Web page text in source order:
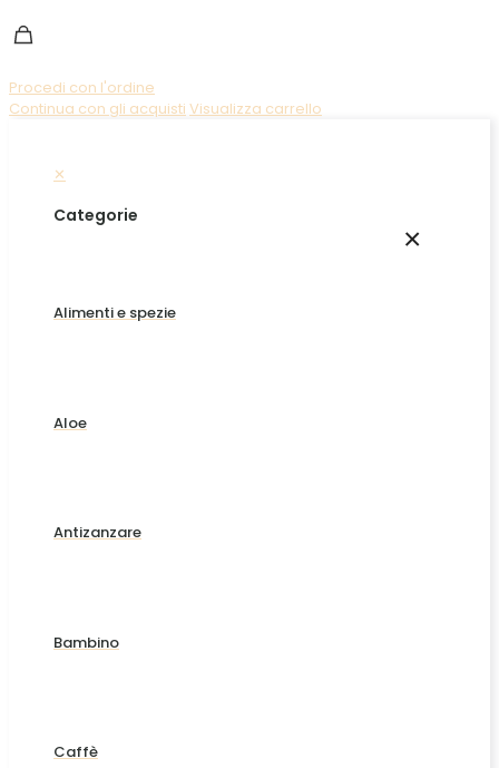
Procedi con l'ordine
Continua con gli acquisti Visualizza carrello
✕
×
Categorie
Alimenti e spezie
Aloe
Antizanzare
Bambino
Caffè